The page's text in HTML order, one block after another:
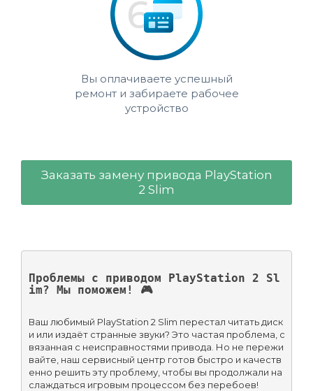
Вы оплачиваете успешный
ремонт и забираете рабочее
устройство
Заказать замену привода PlayStation
2 Slim
Проблемы с приводом PlayStation 2 Sl
im? Мы поможем! 🎮
Ваш любимый PlayStation 2 Slim перестал читать диск
и или издаёт странные звуки? Это частая проблема, с
вязанная с неисправностями привода. Но не пережи
вайте, наш сервисный центр готов быстро и качеств
енно решить эту проблему, чтобы вы продолжали на
слаждаться игровым процессом без перебоев!